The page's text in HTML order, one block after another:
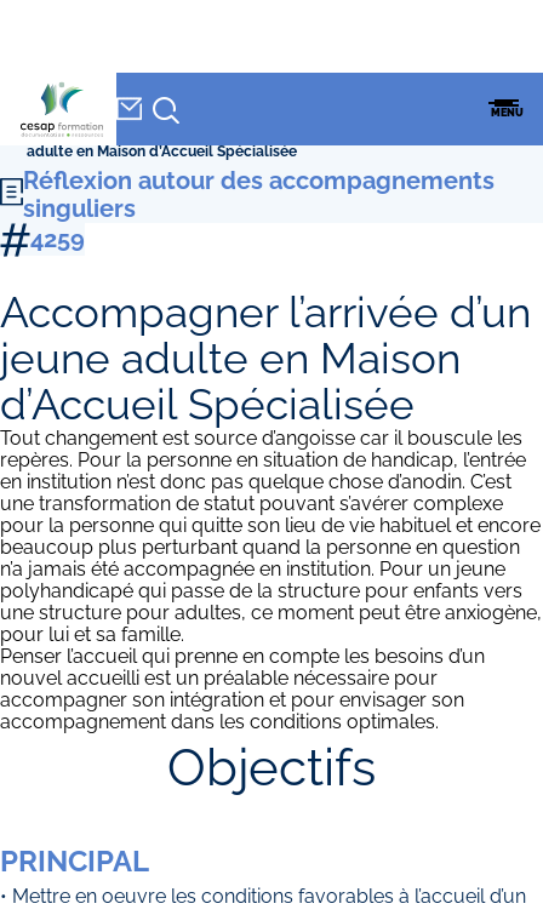
FORMATION
MENU
Accueil»
accompagnements singuliers
adulte en Maison d’Accueil Spécialisée
Réflexion autour des accompagnements
singuliers
4259
Accompagner l’arrivée d’un
jeune adulte en Maison
d’Accueil Spécialisée
Tout changement est source d’angoisse car il bouscule les
repères. Pour la personne en situation de handicap, l’entrée
en institution n’est donc pas quelque chose d’anodin. C’est
une transformation de statut pouvant s’avérer complexe
pour la personne qui quitte son lieu de vie habituel et encore
beaucoup plus perturbant quand la personne en question
n’a jamais été accompagnée en institution. Pour un jeune
polyhandicapé qui passe de la structure pour enfants vers
une structure pour adultes, ce moment peut être anxiogène,
pour lui et sa famille.
Penser l’accueil qui prenne en compte les besoins d’un
nouvel accueilli est un préalable nécessaire pour
accompagner son intégration et pour envisager son
accompagnement dans les conditions optimales.
Objectifs
PRINCIPAL
• Mettre en oeuvre les conditions favorables à l’accueil d’un